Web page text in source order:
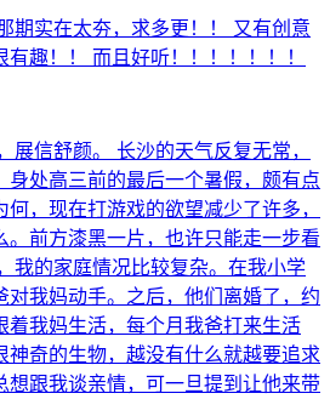
期实在太夯，求多更！！ 又有创意
趣！！ 而且好听！！！！！！！
展信舒颜。 长沙的天气反复无常，
身处高三前的最后一个暑假，颇有点
，现在打游戏的欲望减少了许多，
。前方漆黑一片，也许只能走一步看
我的家庭情况比较复杂。在我小学
对我妈动手。之后，他们离婚了，约
着我妈生活，每个月我爸打来生活
神奇的生物，越没有什么就越要追求
想跟我谈亲情，可一旦提到让他来带